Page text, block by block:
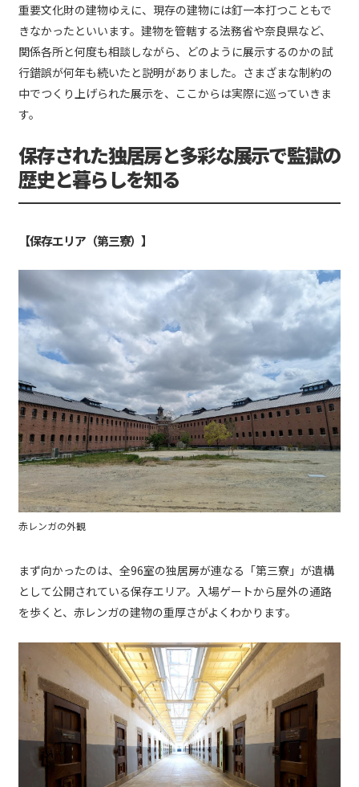
重要文化財の建物ゆえに、現存の建物には釘一本打つこともで
きなかったといいます。建物を管轄する法務省や奈良県など、
関係各所と何度も相談しながら、どのように展示するのかの試
行錯誤が何年も続いたと説明がありました。さまざまな制約の
中でつくり上げられた展示を、ここからは実際に巡っていきま
す。
保存された独居房と多彩な展示で監獄の
歴史と暮らしを知る
【保存エリア（第三寮）】
赤レンガの外観
まず向かったのは、全96室の独居房が連なる「第三寮」が遺構
として公開されている保存エリア。入場ゲートから屋外の通路
を歩くと、赤レンガの建物の重厚さがよくわかります。